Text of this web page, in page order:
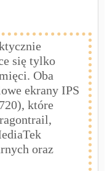
się tylko
Oba
ekrany IPS
które
oraz